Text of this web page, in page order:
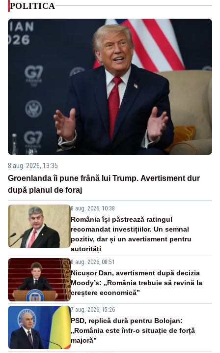
POLITICA
8 aug. 2026, 13:35
Groenlanda îi pune frână lui Trump. Avertisment dur
după planul de foraj
8 aug. 2026, 10:38
România își păstrează ratingul
recomandat investițiilor. Un semnal
pozitiv, dar și un avertisment pentru
autorități
8 aug. 2026, 08:51
Nicușor Dan, avertisment după decizia
Moody’s: „România trebuie să revină la
creștere economică”
7 aug. 2026, 15:26
PSD, replică dură pentru Bolojan:
„România este într-o situație de forță
majoră”